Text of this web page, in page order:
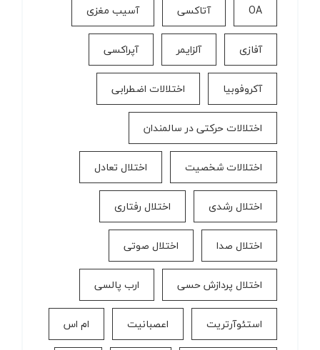
OA آتاکسی آسیب مغزی
آفازی آلزایمر آپراکسی
آکروفوبیا اختلالات اضطرابی
اختلالات حرکتی در سالمندان
اختلالات شخصیت اختلال تعادل
اختلال رشدی اختلال رفتاری
اختلال صدا اختلال صوتی
اختلال پردازش حسی ارب پالسی
استئوآرتریت اعصبانیت ام اس